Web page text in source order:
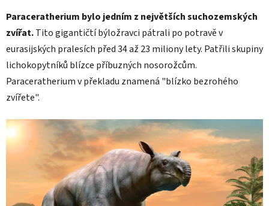
Paraceratherium bylo jedním z největších suchozemských
zvířat.Tito gigantičtí býložravci pátrali po potravě v
eurasijských pralesích před 34 až 23 miliony lety. Patřili skupiny
lichokopytníků blízce příbuzných nosorožcům.
Paraceratherium v překladu znamená "blízko bezrohého
zvířete".